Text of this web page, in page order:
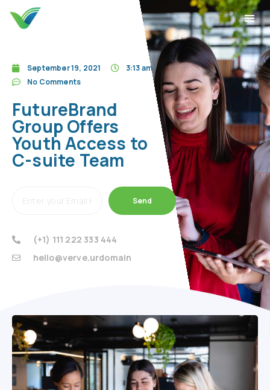
September 19, 2021
3:13 am
No Comments
FutureBrand
Group Offers
Youth Access to
C-suite Team
Send
(+1) 111 222 333 444
hello@verve.urdomain